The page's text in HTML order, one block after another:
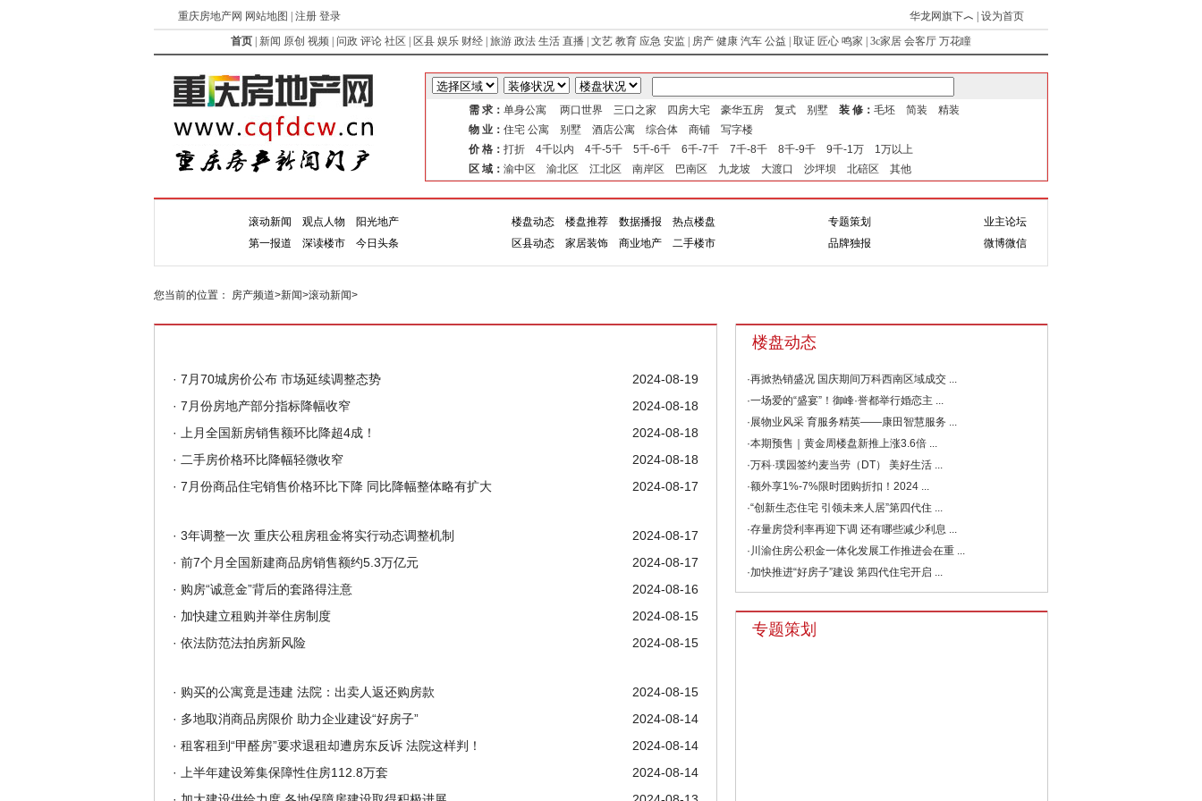
重庆房地产网 网站地图 | 注册 登录 华龙网旗下︿
设为首页
首页
新闻 原创 视频 问政 评论 社区 区县 娱乐 财经 旅游 政法 生活 直播 文艺 教育 应急 安监 房产 健康 汽车 公益 取证 匠心 鸣家 3c家居 会客厅 万花瞳
需 求： 单身公寓 两口世界 三口之家 四房大宅 豪华五房 复式 别墅 装 修： 毛坯 简装 精装
物 业： 住宅 公寓 别墅 酒店公寓 综合体 商铺 写字楼
价 格： 打折 4千以内 4千-5千 5千-6千 6千-7千 7千-8千 8千-9千 9千-1万 1万以上
区 域： 渝中区 渝北区 江北区 南岸区 巴南区 九龙坡 大渡口 沙坪坝 北碚区 其他
滚动新闻 观点人物
阳光地产
第一报道
深读楼市 今日头条
楼盘动态 楼盘推荐 数据播报
热点楼盘
区县动态
家居装饰 商业地产 二手楼市
专题策划
品牌独报
业主论坛
微博微信
您当前的位置： 房产频道>新闻>滚动新闻>
· 7月70城房价公布 市场延续调整态势
2024-08-19
· 7月份房地产部分指标降幅收窄
2024-08-18
·
上月全国新房销售额环比降超4成！
2024-08-18
· 二手房价格环比降幅轻微收窄
2024-08-18
· 7月份商品住宅销售价格环比下降 同比降幅整体略有扩大 2024-08-17
· 3年调整一次 重庆公租房租金将实行动态调整机制
2024-08-17
· 前7个月全国新建商品房销售额约5.3万亿元
2024-08-17
· 购房“诚意金”背后的套路得注意
2024-08-16
· 加快建立租购并举住房制度
2024-08-15
· 依法防范法拍房新风险 2024-08-15
· 购买的公寓竟是违建 法院：出卖人返还购房款
2024-08-15
· 多地取消商品房限价 助力企业建设“好房子”
2024-08-14
· 租客租到“甲醛房”要求退租却遭房东反诉 法院这样判！
2024-08-14
·
上半年建设筹集保障性住房112.8万套
2024-08-14
楼盘动态
·再掀热销盛况 国庆期间万科西南区域成交 ...
·一场爱的“盛宴”！御峰·誉都举行婚恋主 ...
·展物业风采 育服务精英——康田智慧服务 ...
·本期预售｜黄金周楼盘新推上涨3.6倍 ...
·万科·璞园签约麦当劳（DT） 美好生活 ...
·额外享1%-7%限时团购折扣！2024 ...
·“创新生态住宅 引领未来人居”第四代住 ...
·存量房贷利率再迎下调 还有哪些减少利息 ...
·川渝住房公积金一体化发展工作推进会在重 ...
·加快推进“好房子”建设 第四代住宅开启 ...
专题策划